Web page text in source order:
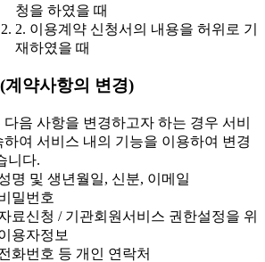
청을 하였을 때
2. 이용계약 신청서의 내용을 허위로 기
재하였을 때
계약사항의 변경)
다음 사항을 변경하고자 하는 경우 서비
하여 서비스 내의 기능을 이용하여 변경
니다.
명 및 생년월일, 신분, 이메일
밀번호
료신청 / 기관회원서비스 권한설정을 위
용자정보
화번호 등 개인 연락처